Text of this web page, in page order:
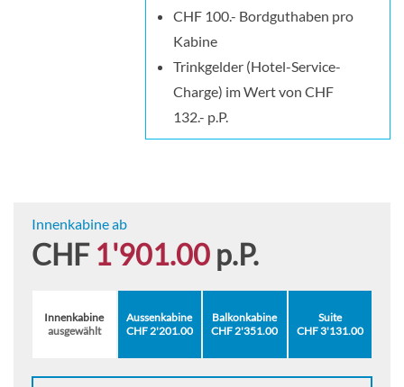
CHF 100.- Bordguthaben pro
Kabine
Trinkgelder (Hotel-Service-
Charge) im Wert von CHF
132.- p.P.
Innenkabine ab
CHF 1'901.00 p.P.
Innenkabine
ausgewählt
Aussenkabine
CHF 2'201.00
Balkonkabine
CHF 2'351.00
Suite
CHF 3'131.00